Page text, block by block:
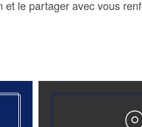
et le partager avec vous